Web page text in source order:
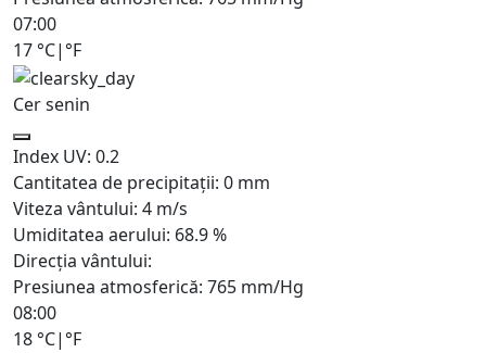
07:00
17 °C| °F
Cer senin
Index UV: 0.2
Cantitatea de precipitații: 0 mm
Viteza vântului: 4 m/s
Umiditatea aerului: 68.9%
Direcția vântului:
Presiunea atmosferică: 765 mm/Hg
08:00
18 °C| °F